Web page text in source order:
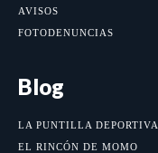
AVISOS
FOTODENUNCIAS
Blog
LA PUNTILLA DEPORTIVA
EL RINCÓN DE MOMO